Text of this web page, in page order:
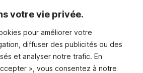
votre vie privée.
pour améliorer votre
diffuser des publicités ou des
et analyser notre trafic. En
», vous consentez à notre
temps pour toutes urgences.